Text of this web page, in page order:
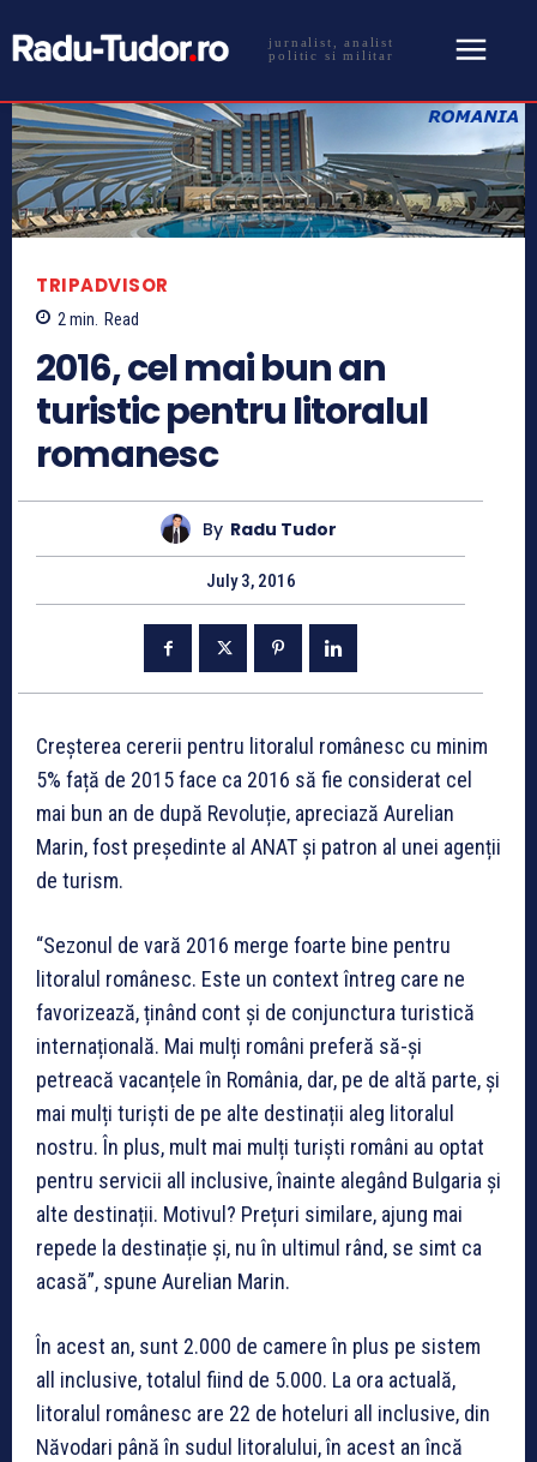
jurnalist, analist
politic si militar
TRIPADVISOR
2 min. Read
2016, cel mai bun an
turistic pentru litoralul
romanesc
By Radu Tudor
July 3, 2016
Creșterea cererii pentru litoralul românesc cu minim
5% față de 2015 face ca 2016 să fie considerat cel
mai bun an de după Revoluție, apreciază Aurelian
Marin, fost președinte al ANAT și patron al unei agenții
de turism.
“Sezonul de vară 2016 merge foarte bine pentru
litoralul românesc. Este un context întreg care ne
favorizează, ținând cont și de conjunctura turistică
internațională. Mai mulți români preferă să-și
petreacă vacanțele în România, dar, pe de altă parte, și
mai mulți turiști de pe alte destinații aleg litoralul
nostru. În plus, mult mai mulți turiști români au optat
pentru servicii all inclusive, înainte alegând Bulgaria și
alte destinații. Motivul? Prețuri similare, ajung mai
repede la destinație și, nu în ultimul rând, se simt ca
acasă”, spune Aurelian Marin.
În acest an, sunt 2.000 de camere în plus pe sistem
all inclusive, totalul fiind de 5.000. La ora actuală,
litoralul românesc are 22 de hoteluri all inclusive, din
Năvodari până în sudul litoralului, în acest an încă